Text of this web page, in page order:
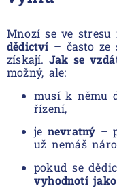
Mnozí se ve stresu
dědictví – často ze
získají.Jak se
možný, ale:
musí k němu
řízení,
je nevratný –
už nemáš
pokud se
vyhodnotí